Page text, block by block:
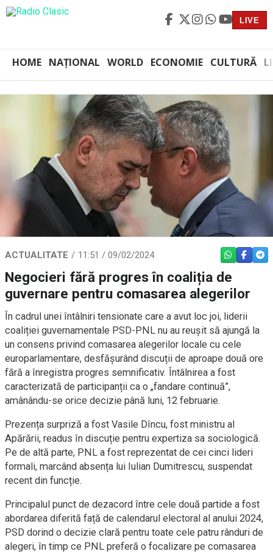
LIVE
HOME NAȚIONAL WORLD ECONOMIE CULTURĂ
ACTUALITATE 11:51 / 09/02/2024 WHATSAPP
Negocieri fără progres în coaliția de
guvernare pentru comasarea alegerilor
În cadrul unei întâlniri tensionate care a avut loc joi, liderii
coaliției guvernamentale PSD-PNL nu au reușit să ajungă la
un consens privind comasarea alegerilor locale cu cele
europarlamentare, desfășurând discuții de aproape două ore
fără a înregistra progres semnificativ. Întâlnirea a fost
caracterizată de participanții ca o „fandare continuă”,
amânându-se orice decizie până luni, 12 februarie.
Prezența surpriză a fost Vasile Dîncu, fost ministru al
Apărării, readus în discuție pentru expertiza sa sociologică.
Pe de altă parte, PNL a fost reprezentat de cei cinci lideri
formali, marcând absența lui Iulian Dumitrescu, suspendat
recent din funcție.
Principalul punct de dezacord între cele două partide a fost
abordarea diferită față de calendarul electoral al anului 2024,
PSD dorind o decizie clară pentru toate cele patru rânduri de
alegeri, în timp ce PNL preferă o focalizare pe comasarea